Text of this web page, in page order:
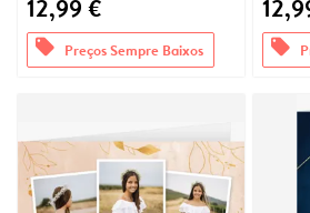
12,99 €
offers Preços Sempre Baixos offers